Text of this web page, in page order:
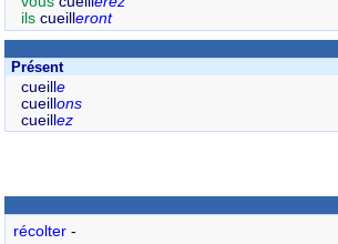
ils cueill eront
Présent
cueille
cueillons
cueillez
récolter-